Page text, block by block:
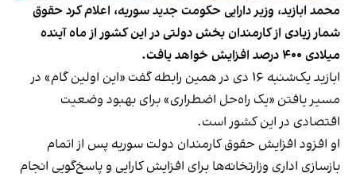
محمد ابازید، وزیر دارایی حکومت جدید سوریه، اعلام کرد حقوق
شمار زیادی از کارمندان بخش دولتی در این کشور از ماه آینده
میلادی ۴۰۰ درصد افزایش خواهد یافت.
ابازید یک‌شنبه ۱۶ دی در همین رابطه گفت «این اولین گام» در
مسیر یافتن «یک راه‌حل اضطراری» برای بهبود وضعیت
اقتصادی در این کشور است.
او افزود افزایش حقوق کارمندان دولت سوریه پس از اتمام
بازسازی اداری وزارتخانه‌ها برای افزایش کارایی و پاسخ‌گویی انجام